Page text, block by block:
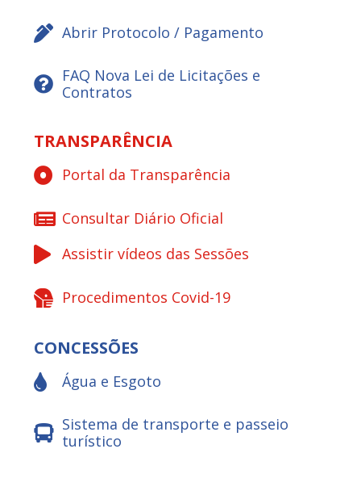
Abrir Protocolo / Pagamento
FAQ Nova Lei de Licitações e
Contratos
TRANSPARÊNCIA
Portal da Transparência
Consultar Diário Oficial
Assistir vídeos das Sessões
Procedimentos Covid-19
CONCESSÕES
Água e Esgoto
Sistema de transporte e passeio
turístico